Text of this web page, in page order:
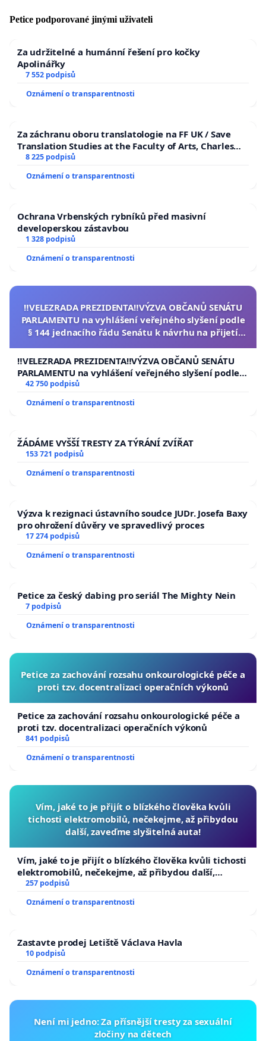
Petice podporované jinými uživateli
Za udržitelné a humánní řešení pro kočky
Apolinářky
7 552 podpisů
Oznámení o transparentnosti
Za záchranu oboru translatologie na FF UK / Save
Translation Studies at the Faculty of Arts, Charles
University
8 225 podpisů
Oznámení o transparentnosti
Ochrana Vrbenských rybníků před masivní
developerskou zástavbou
1 328 podpisů
Oznámení o transparentnosti
‼️VELEZRADA PREZIDENTA‼️VÝZVA OBČANŮ SENÁTU
PARLAMENTU na vyhlášení veřejného slyšení podle
§ 144 jednacího řádu Senátu k návrhu na přijetí
republiky
‼️VELEZRADA PREZIDENTA‼️VÝZVA OBČANŮ SENÁTU
PARLAMENTU na vyhlášení veřejného slyšení podle §
144 jednacího řádu Senátu k návrhu na přijetí
usnesení k podání ústavní žaloby na prezidenta
republiky
42 750 podpisů
Oznámení o transparentnosti
ŽÁDÁME VYŠŠÍ TRESTY ZA TÝRÁNÍ ZVÍŘAT
153 721 podpisů
Oznámení o transparentnosti
Výzva k rezignaci ústavního soudce JUDr. Josefa Baxy
pro ohrožení důvěry ve spravedlivý proces
17 274 podpisů
Oznámení o transparentnosti
Petice za český dabing pro seriál The Mighty Nein
7 podpisů
Oznámení o transparentnosti
Petice za zachování rozsahu onkourologické péče a
proti tzv. docentralizaci operačních výkonů
Petice za zachování rozsahu onkourologické péče a
proti tzv. docentralizaci operačních výkonů
841 podpisů
Oznámení o transparentnosti
Vím, jaké to je přijít o blízkého člověka kvůli
tichosti elektromobilů, nečekejme, až přibydou
další, zaveďme slyšitelná auta!
Vím, jaké to je přijít o blízkého člověka kvůli tichosti
elektromobilů, nečekejme, až přibydou další,
zaveďme slyšitelná auta!
257 podpisů
Oznámení o transparentnosti
Zastavte prodej Letiště Václava Havla
10 podpisů
Oznámení o transparentnosti
Není mi jedno: Za přísnější tresty za sexuální
zločiny na dětech